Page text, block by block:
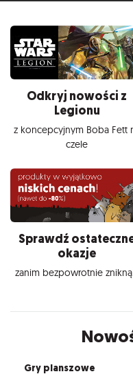
Odkryj nowości z
Legionu
z koncepcyjnym Boba Fett
czele
Sprawdź
okazje
zanim bezpowrotnie
Gry planszowe